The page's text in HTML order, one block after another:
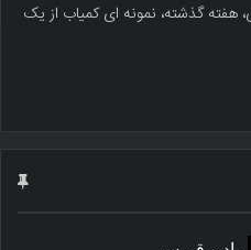
هفته گذشته، نمونه ای کمیاب از یک